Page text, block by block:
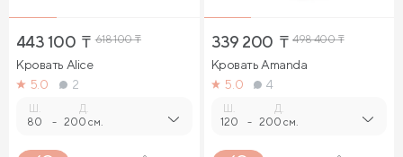
443 100 ₸ 618 100₸
Кровать Alice
5.0
2
80 -
Д.
200 см.
339 200 ₸ 498 400₸
Кровать Amanda
5.0
4
120 -
Д.
200 см.